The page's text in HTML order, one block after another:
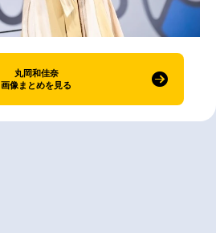
丸岡和佳奈
画像まとめを見る